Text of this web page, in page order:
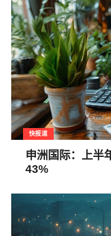
快报道
申洲国际：上半
43%